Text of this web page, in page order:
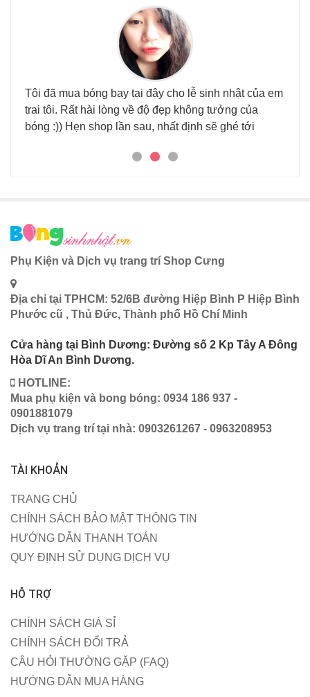
Tôi đã mua bóng bay tại đây cho lễ sinh nhật của em
trai tôi. Rất hài lòng về độ đẹp không tưởng của
bóng :)) Hẹn shop lần sau, nhất định sẽ ghé tới
Phụ Kiện và Dịch vụ trang trí Shop Cưng
Địa chỉ tại TPHCM: 52/6B đường Hiệp Bình P Hiệp Bình
Phước cũ , Thủ Đức, Thành phố Hồ Chí Minh
Cửa hàng tại Bình Dương: Đường số 2 Kp Tây A Đông
Hòa Dĩ An Bình Dương.
HOTLINE:
Mua phụ kiện và bong bóng: 0934 186 937 -
0901881079
Dịch vụ trang trí tại nhà: 0903261267 - 0963208953
TÀI KHOẢN
TRANG CHỦ
CHÍNH SÁCH BẢO MẬT THÔNG TIN
HƯỚNG DẪN THANH TOÁN
QUY ĐỊNH SỬ DỤNG DỊCH VỤ
HỖ TRỢ
CHÍNH SÁCH GIÁ SỈ
CHÍNH SÁCH ĐỔI TRẢ
CÂU HỎI THƯỜNG GẶP (FAQ)
HƯỚNG DẪN MUA HÀNG